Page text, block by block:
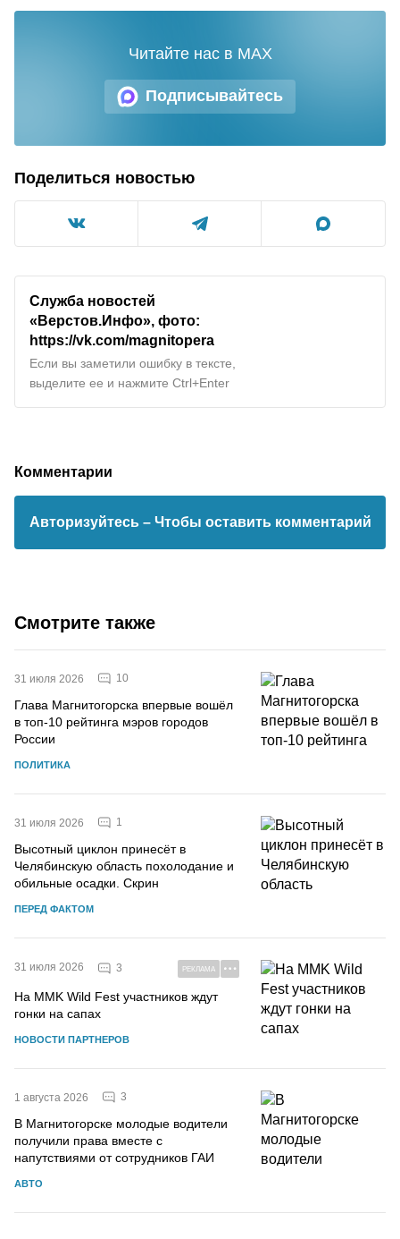
Подписывайтесь
Читайте нас в MAX
Поделиться новостью
Служба новостей
«Верстов.Инфо», фото:
https://vk.com/magnitopera
Если вы заметили ошибку в тексте,
выделите ее и нажмите Ctrl+Enter
Комментарии
Авторизуйтесь – Чтобы оставить комментарий
Смотрите также
31 июля 2026 10
Глава Магнитогорска впервые вошёл
в топ-10 рейтинга мэров городов
России
ПОЛИТИКА
31 июля 2026 1
Высотный циклон принесёт в
Челябинскую область похолодание и
обильные осадки. Скрин
ПЕРЕД ФАКТОМ
31 июля 2026 3 РЕКЛАМА
На MMK Wild Fest участников ждут
гонки на сапах
НОВОСТИ ПАРТНЕРОВ
1 августа 2026 3
В Магнитогорске молодые водители
получили права вместе с
напутствиями от сотрудников ГАИ
АВТО